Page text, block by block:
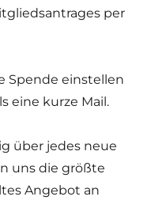
per
Spende einstellen
eine kurze Mail.
über jedes neue
uns die größte
Angebot an